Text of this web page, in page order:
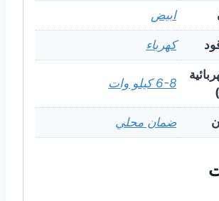
ابيض
كهرباء
6-8 كيلو وات
ضمان محلي